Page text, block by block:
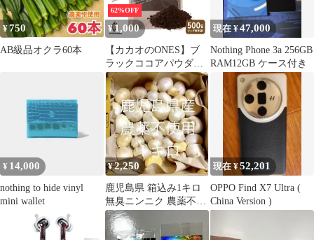
¥750
AB級品オクラ60本
62%OFF
¥1,000
【カカオのONES】ブ
ラックココアパウダー
500g ブラック ピュアコ
コア 砂糖不使用 無添加
香料不使用 パウダー カ
カオポリフェノール ポ
リフェノール 大容量 ガ
トーショコラ お菓子 送
料無料
現在 ¥47,000
Nothing Phone 3a 256GB
RAM12GB ケース付き
¥ 14,000
nothing to hide vinyl
mini wallet
¥2,250
鹿児島県 箱込み1キロ
無臭ニンニク 農薬不使
用 無肥料 食用&タ
ネ用 No.3
現在 ¥52,201
OPPO Find X7 Ultra (
China Version )